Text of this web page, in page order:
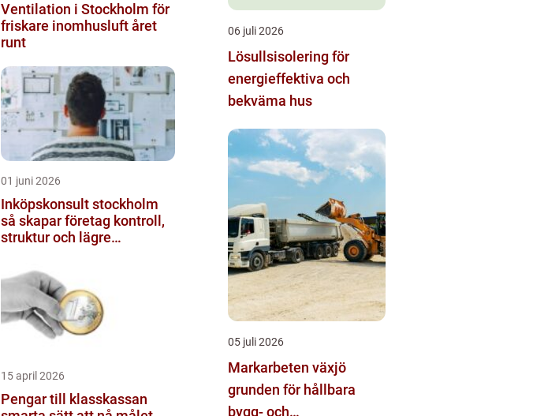
Ventilation i Stockholm för
friskare inomhusluft året
runt
01 juni 2026
Inköpskonsult stockholm
så skapar företag kontroll,
struktur och lägre
15 april 2026
Pengar till klasskassan
06 juli 2026
Lösullsisolering för
energieffektiva och
bekväma hus
05 juli 2026
Markarbeten växjö
grunden för hållbara
bygg- och